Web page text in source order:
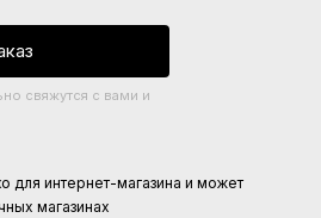
свяжутся с вами и
для интернет-магазина и может
магазинах